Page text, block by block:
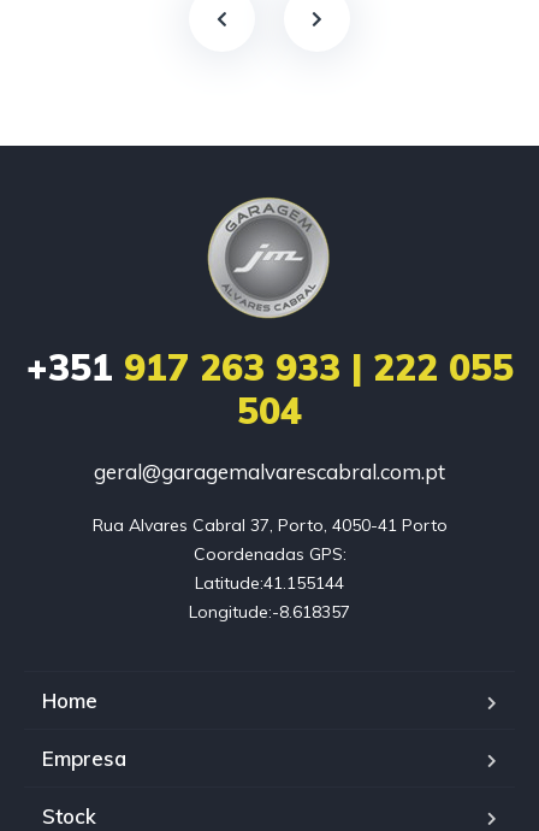
+351 917 263 933 | 222 055
504
geral@garagemalvarescabral.com.pt
Rua Alvares Cabral 37, Porto, 4050-41 Porto
Coordenadas GPS:
Latitude:41.155144
Longitude:-8.618357
Home
Empresa
Stock